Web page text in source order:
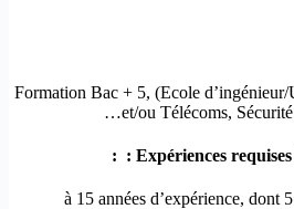
-Formation Bac + 5, (Ecole
et/ou Télécoms,
Expériences
-10 à 15 années d’expérience,